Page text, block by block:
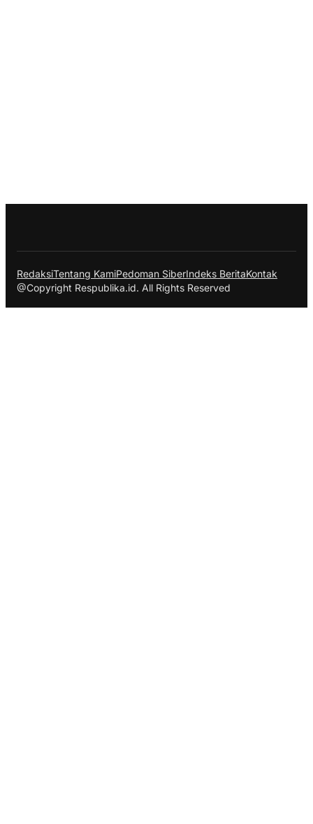
RedaksiTentang KamiPedoman SiberIndeks BeritaKontak
@Copyright Respublika.id. All Rights Reserved